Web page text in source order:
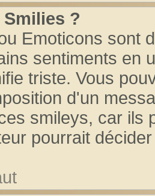
?
Emoticons sont
sentiments en
triste. Vous
d'un
smileys, car ils
pourrait